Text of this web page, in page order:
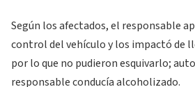
Según los afectados, el responsable
control del vehículo y los impactó de
por lo que no pudieron esquivarlo;
responsable conducía alcoholizado.